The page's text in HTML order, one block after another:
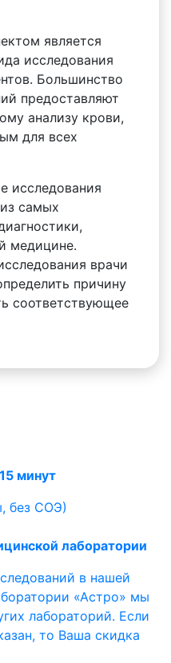
является
исследования
Большинство
предоставляют
анализу крови,
для всех
исследования
самых
медицине.
врачи
причину
соответствующее
минут
без СОЭ)
лаборатории
в нашей
«Астро» мы
лабораторий. Если
то Ваша скидка